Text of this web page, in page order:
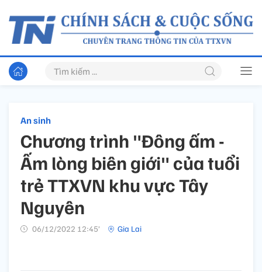
An sinh
Chương trình "Đông ấm -
Ấm lòng biên giới" của tuổi
trẻ TTXVN khu vực Tây
Nguyên
06/12/2022 12:45’ Gia Lai